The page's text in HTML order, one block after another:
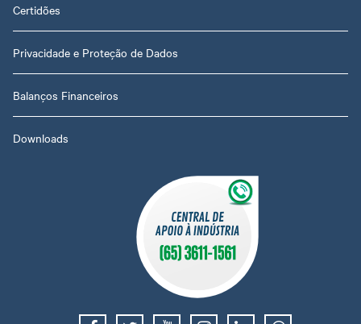
Certidões
Privacidade e Proteção de Dados
Balanços Financeiros
Downloads